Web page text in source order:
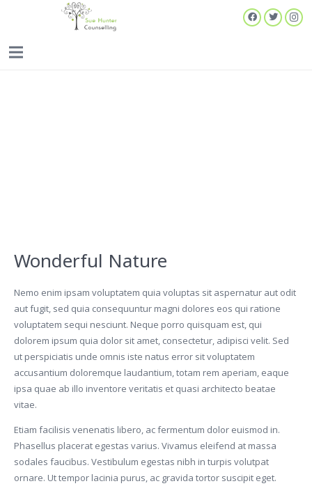
Wonderful Nature
Nemo enim ipsam voluptatem quia voluptas sit aspernatur aut odit
aut fugit, sed quia consequuntur magni dolores eos qui ratione
voluptatem sequi nesciunt. Neque porro quisquam est, qui
dolorem ipsum quia dolor sit amet, consectetur, adipisci velit. Sed
ut perspiciatis unde omnis iste natus error sit voluptatem
accusantium doloremque laudantium, totam rem aperiam, eaque
ipsa quae ab illo inventore veritatis et quasi architecto beatae
vitae.
Etiam facilisis venenatis libero, ac fermentum dolor euismod in.
Phasellus placerat egestas varius. Vivamus eleifend at massa
sodales faucibus. Vestibulum egestas nibh in turpis volutpat
ornare. Ut tempor lacinia purus, ac gravida tortor suscipit eget.